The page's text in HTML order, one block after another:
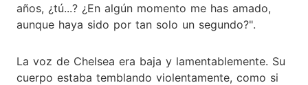
años, ¿tú...? ¿En algún momento me has amado,
aunque haya sido por tan solo un segundo?".
La voz de Chelsea era baja y lamentablemente. Su
cuerpo estaba temblando violentamente, como si